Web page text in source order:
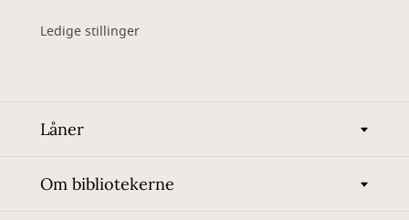
Ledige stillinger
Låner
Om bibliotekerne